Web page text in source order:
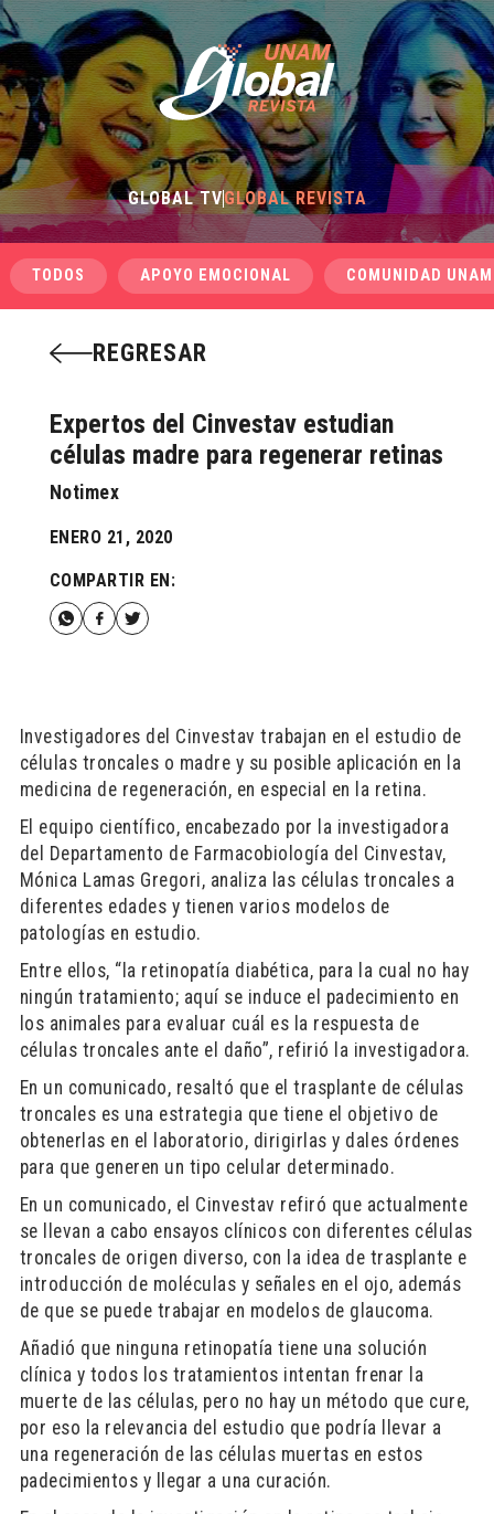
GLOBAL TVGLOBAL REVISTA
TODOS APOYO EMOCIONAL COMUNIDAD UNAM
REGRESAR
Expertos del Cinvestav estudian
células madre para regenerar retinas
Notimex
ENERO 21, 2020
COMPARTIR EN:
Investigadores del Cinvestav trabajan en el estudio de
células troncales o madre y su posible aplicación en la
medicina de regeneración, en especial en la retina.
El equipo científico, encabezado por la investigadora
del Departamento de Farmacobiología del Cinvestav,
Mónica Lamas Gregori, analiza las células troncales a
diferentes edades y tienen varios modelos de
patologías en estudio.
Entre ellos, “la retinopatía diabética, para la cual no hay
ningún tratamiento; aquí se induce el padecimiento en
los animales para evaluar cuál es la respuesta de
células troncales ante el daño”, refirió la investigadora.
En un comunicado, resaltó que el trasplante de células
troncales es una estrategia que tiene el objetivo de
obtenerlas en el laboratorio, dirigirlas y dales órdenes
para que generen un tipo celular determinado.
En un comunicado, el Cinvestav refiró que actualmente
se llevan a cabo ensayos clínicos con diferentes células
troncales de origen diverso, con la idea de trasplante e
introducción de moléculas y señales en el ojo, además
de que se puede trabajar en modelos de glaucoma.
Añadió que ninguna retinopatía tiene una solución
clínica y todos los tratamientos intentan frenar la
muerte de las células, pero no hay un método que cure,
por eso la relevancia del estudio que podría llevar a
una regeneración de las células muertas en estos
padecimientos y llegar a una curación.